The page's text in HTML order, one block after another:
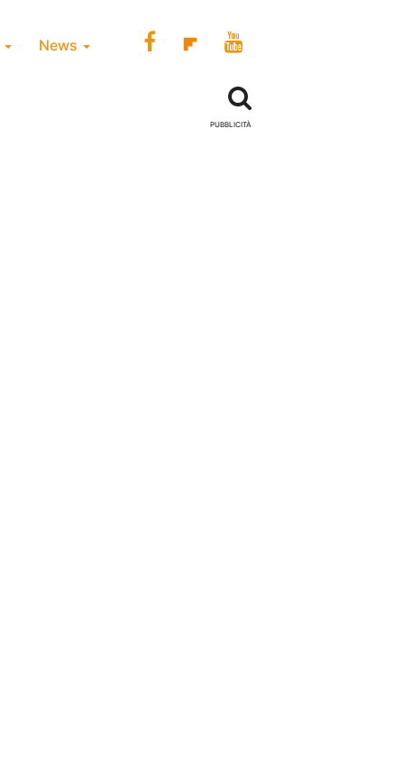
News
PUBBLICITÀ